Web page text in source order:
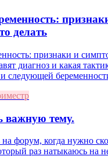
делать
признаки и
диагноз и какая
следующей
важную тему.
форум, когда нужно
раз натыкаюсь на